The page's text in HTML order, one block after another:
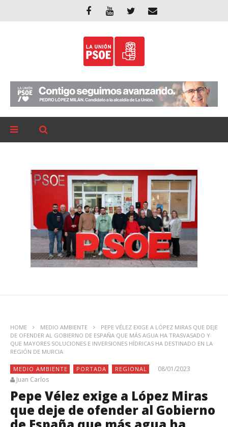
HOME MEDIO AMBIENTE
PEPE VÉLEZ EXIGE A LÓPEZ MIRAS QUE DEJE
DE OFENDER AL GOBIERNO DE ESPAÑA QUE MÁS AGUA HA TRASVASADO Y
QUE MAYORES SOLUCIONES E INVERSIONES HÍDRICAS HA DESTINADO EN LA
REGIÓN DE MURCIA
MEDIO AMBIENTE PORTADA REGIONAL
08/01/2023
Juan Carlos
Pepe Vélez exige a López Miras
que deje de ofender al Gobierno